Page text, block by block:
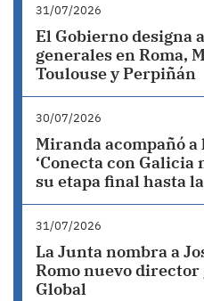
31/07/2026
El Gobierno designa
generales en Roma,
Toulouse y Perpiñán
30/07/2026
Miranda acompañó
‘Conecta con Galicia
su etapa final hasta
31/07/2026
La Junta nombra a
Romo nuevo
Global